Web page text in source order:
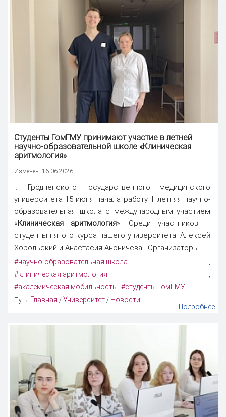
Студенты ГомГМУ принимают участие в летней
научно-образовательной школе «Клиническая
аритмология»
Изменен: 16.06.2026
... Гродненского государственного медицинского
университета 15 июня начала работу III летняя научно-
образовательная школа с международным участием
«Клиническая аритмология». Среди участников –
студенты пятого курса нашего университета: Алексей
Хорольский и Анастасия Аноничева . Организаторы ...
#научно-образовательная школа ,
#клиническая аритмология ,
#академическая мобильность , #студенты ГомГМУ
Путь: Главная / Университет / Новости
Подробнее